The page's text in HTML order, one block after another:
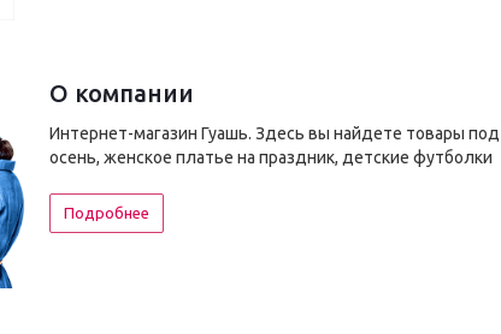
О компании
Интернет-магазин Гуашь. Здесь вы найдете товары
осень, женское платье на праздник, детские футболки
Подробнее